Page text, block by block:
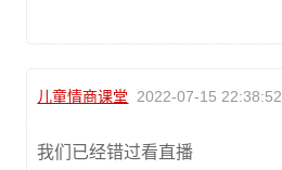
儿童情商课堂 2022-07-15 22:38:52
我们已经错过看直播